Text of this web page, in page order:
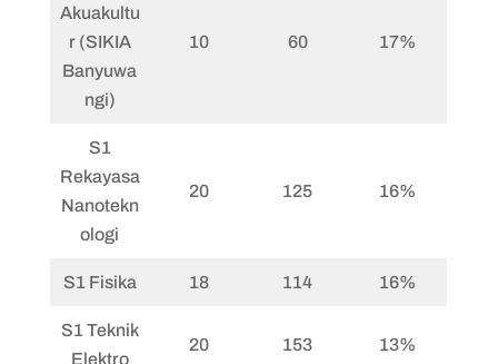
Akuakultu
r (SIKIA
Banyuwa
ngi)
10 60 17%
S1
Rekayasa
Nanotekn
ologi
20 125 16%
S1 Fisika 18 114 16%
S1 Teknik
Elektro
20 153 13%